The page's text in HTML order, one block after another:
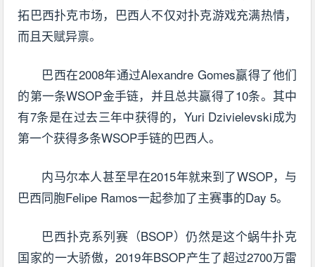
拓巴西扑克市场，巴西人不仅对扑克游戏充满热情，
而且天赋异禀。
巴西在2008年通过Alexandre Gomes赢得了他们
的第一条WSOP金手链，并且总共赢得了10条。其中
有7条是在过去三年中获得的，Yuri Dzivielevski成为
第一个获得多条WSOP手链的巴西人。
内马尔本人甚至早在2015年就来到了WSOP，与
巴西同胞Felipe Ramos一起参加了主赛事的Day 5。
巴西扑克系列赛（BSOP）仍然是这个蜗牛扑克
国家的一大骄傲，2019年BSOP产生了超过2700万雷